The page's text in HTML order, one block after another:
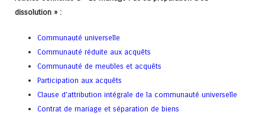
dissolution » :
Communauté universelle
Communauté réduite aux acquêts
Communauté de meubles et acquêts
Participation aux acquêts
Clause d’attribution intégrale de la communauté universelle
Contrat de mariage et séparation de biens